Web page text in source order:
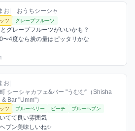
クスを見る
/ おうちシーシャ / 2026年1月1日
お| おうちシーシャ
レーバー
ツ グレープフルーツ
ト
グレープフルーツがいいかも？
〜4度なら炭の量はピッタリかな
クスを見る
/ お店シーシャ / 2026年1月5日
お|
シーシャカフェ&バー "うむむ"（Shisha
Bar "Umm"）
レーバー
ツ ブルーベリー ピーチ ブルーヘブン
ト
てて良い雰囲気
ブン美味しいね✨